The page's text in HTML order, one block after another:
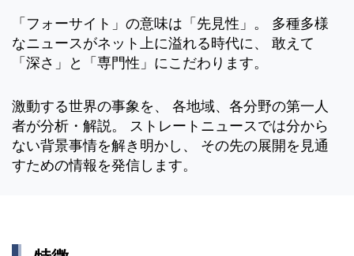
「フォーサイト」の意味は「先見性」。 多種多様
なニュースがネット上に溢れる時代に、 敢えて
「深さ」と「専門性」にこだわります。
激動する世界の事象を、 各地域、各分野の第一人
者が分析・解説。 ストレートニュースでは分から
ない背景事情を解き明かし、 その先の展開を見通
すための情報を発信します。